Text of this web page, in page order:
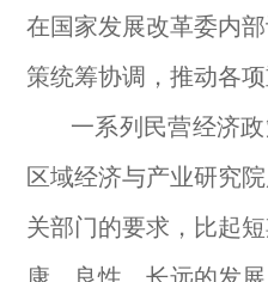
在国家发展改革委内
策统筹协调，推动各
一系列民营经济
区域经济与产业研究
关部门的要求，比起